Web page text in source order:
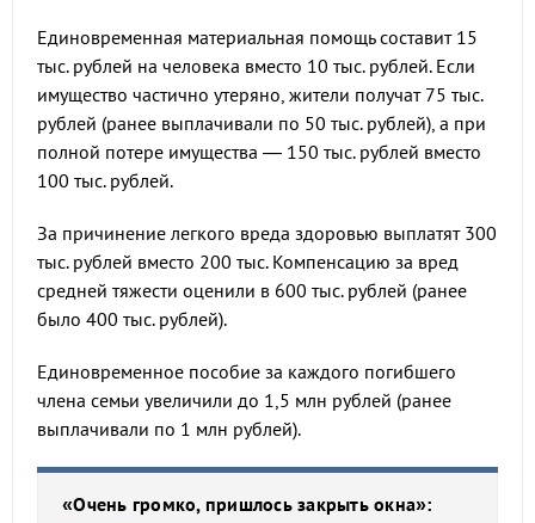
Единовременная материальная помощь составит 15
тыс. рублей на человека вместо 10 тыс. рублей. Если
имущество частично утеряно, жители получат 75 тыс.
рублей (ранее выплачивали по 50 тыс. рублей), а при
полной потере имущества — 150 тыс. рублей вместо
100 тыс. рублей.
За причинение легкого вреда здоровью выплатят 300
тыс. рублей вместо 200 тыс. Компенсацию за вред
средней тяжести оценили в 600 тыс. рублей (ранее
было 400 тыс. рублей).
Единовременное пособие за каждого погибшего
члена семьи увеличили до 1,5 млн рублей (ранее
выплачивали по 1 млн рублей).
«Очень громко, пришлось закрыть окна»: